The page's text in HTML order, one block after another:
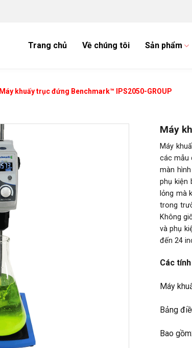
Trang chủ Về chúng tôi Sản phẩm
Máy khuấy trục đứng Benchmark™ IPS2050-GROUP
Máy
Máy
các mẫu
màn
phụ kiện
lỏng mà
trong
Không
và phụ
đến 24
Các
Máy
Bảng
Bao